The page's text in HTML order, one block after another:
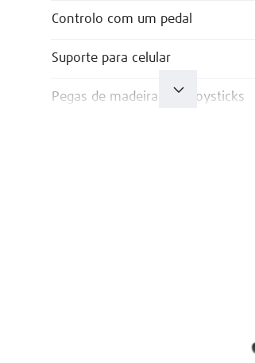
Controlo com um pedal
Suporte para celular
Pegas de madeira para joysticks